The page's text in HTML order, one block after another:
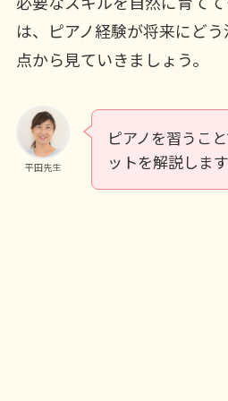
は、ピアノ経験が将来にど
点から見ていきましょう。
平田先生
ピアノを習うこ
ットを解説します